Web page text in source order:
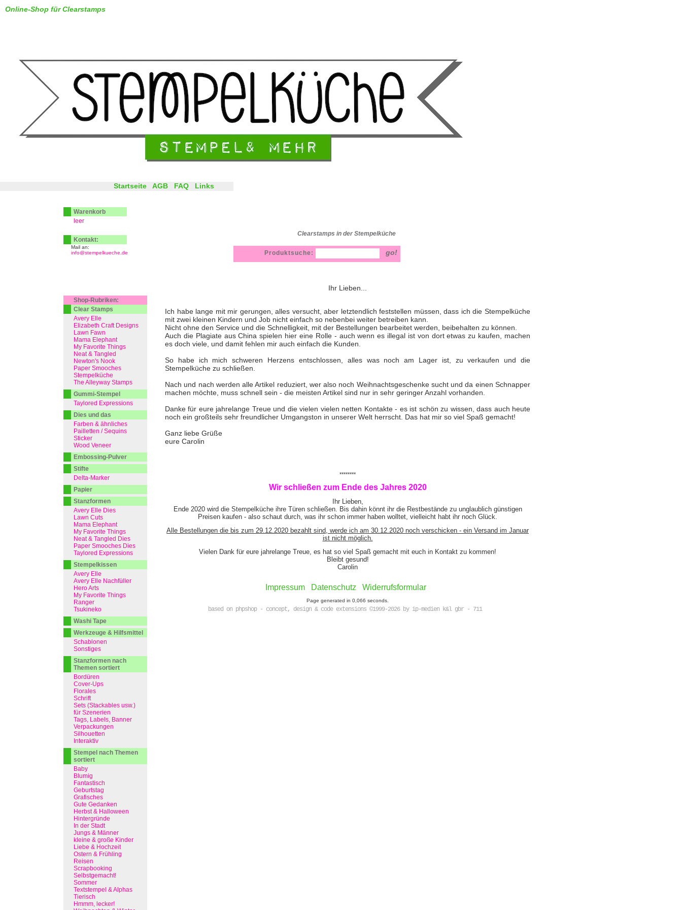
Clearstamps in der Stempelküche
Online-Shop für Clearstamps
Ihr Lieben...
Ich habe lange mit mir gerungen, alles versucht, aber letztendlich feststellen müssen, dass ich die Stempelküche
mit zwei kleinen Kindern und Job nicht einfach so nebenbei weiter betreiben kann.
Nicht ohne den Service und die Schnelligkeit, mit der Bestellungen bearbeitet werden, beibehalten zu können.
Auch die Plagiate aus China spielen hier eine Rolle - auch wenn es illegal ist von dort etwas zu kaufen, machen
es doch viele, und damit fehlen mir auch einfach die Kunden.
So habe ich mich schweren Herzens entschlossen, alles was noch am Lager ist, zu verkaufen und die
Stempelküche zu schließen.
Nach und nach werden alle Artikel reduziert, wer also noch Weihnachtsgeschenke sucht und da einen Schnapper
machen möchte, muss schnell sein - die meisten Artikel sind nur in sehr geringer Anzahl vorhanden.
Danke für eure jahrelange Treue und die vielen vielen netten Kontakte - es ist schön zu wissen, dass auch heute
noch ein großteils sehr freundlicher Umgangston in unserer Welt herrscht. Das hat mir so viel Spaß gemacht!
Ganz liebe Grüße
eure Carolin
********
Wir schließen zum Ende des Jahres 2020
Ihr Lieben,
Ende 2020 wird die Stempelküche ihre Türen schließen. Bis dahin könnt ihr die Restbestände zu unglaublich günstigen
Preisen kaufen - also schaut durch, was ihr schon immer haben wolltet, vielleicht habt ihr noch Glück.
Alle Bestellungen die bis zum 29.12.2020 bezahlt sind, werde ich am 30.12.2020 noch verschicken - ein Versand im Januar
ist nicht möglich.
Vielen Dank für eure jahrelange Treue, es hat so viel Spaß gemacht mit euch in Kontakt zu kommen!
Bleibt gesund!
Carolin
Impressum Datenschutz Widerrufsformular
Page generated in 0,066 seconds.
based on phpshop - concept, design & code extensions ©1999-2026 by ip-medien k&l gbr - 711
Startseite AGB FAQ Links
Produktsuche:
Warenkorb
leer
Kontakt:
Mail an:
info@stempelkueche.de
Shop-Rubriken:
Clear Stamps
Avery Elle
Elizabeth Craft Designs
Lawn Fawn
Mama Elephant
My Favorite Things
Neat & Tangled
Newton's Nook
Paper Smooches
Stempelküche
The Alleyway Stamps
Gummi-Stempel
Taylored Expressions
Dies und das
Farben & ähnliches
Pailletten / Sequins
Sticker
Wood Veneer
Embossing-Pulver
Stifte
Delta-Marker
Papier
Stanzformen
Avery Elle Dies
Lawn Cuts
Mama Elephant
My Favorite Things
Neat & Tangled Dies
Paper Smooches Dies
Taylored Expressions
Stempelkissen
Avery Elle
Avery Elle Nachfüller
Hero Arts
My Favorite Things
Ranger
Tsukineko
Washi Tape
Werkzeuge & Hilfsmittel
Schablonen
Sonstiges
Stanzformen nach
Themen sortiert
Bordüren
Cover-Ups
Florales
Schrift
Sets (Stackables usw.)
für Szenerien
Tags, Labels, Banner
Verpackungen
Silhouetten
Interaktiv
Stempel nach Themen
sortiert
Baby
Blumig
Fantastisch
Geburtstag
Grafisches
Gute Gedanken
Herbst & Halloween
Hintergründe
In der Stadt
Jungs & Männer
kleine & große Kinder
Liebe & Hochzeit
Ostern & Frühling
Reisen
Scrapbooking
Selbstgemacht!
Sommer
Textstempel & Alphas
Tierisch
Hmmm, lecker!